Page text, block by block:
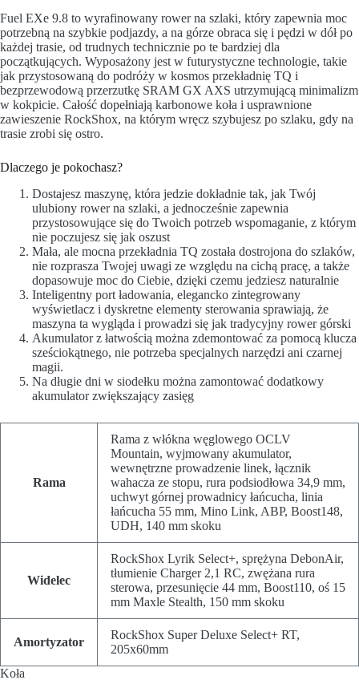
Fuel EXe 9.8 to wyrafinowany rower na szlaki, który zapewnia moc
potrzebną na szybkie podjazdy, a na górze obraca się i pędzi w dół po
każdej trasie, od trudnych technicznie po te bardziej dla
początkujących. Wyposażony jest w futurystyczne technologie, takie
jak przystosowaną do podróży w kosmos przekładnię TQ i
bezprzewodową przerzutkę SRAM GX AXS utrzymującą minimalizm
w kokpicie. Całość dopełniają karbonowe koła i usprawnione
zawieszenie RockShox, na którym wręcz szybujesz po szlaku, gdy na
trasie zrobi się ostro.
Dlaczego je pokochasz?
Dostajesz maszynę, która jedzie dokładnie tak, jak Twój
ulubiony rower na szlaki, a jednocześnie zapewnia
przystosowujące się do Twoich potrzeb wspomaganie, z którym
nie poczujesz się jak oszust
Mała, ale mocna przekładnia TQ została dostrojona do szlaków,
nie rozprasza Twojej uwagi ze względu na cichą pracę, a także
dopasowuje moc do Ciebie, dzięki czemu jedziesz naturalnie
Inteligentny port ładowania, elegancko zintegrowany
wyświetlacz i dyskretne elementy sterowania sprawiają, że
maszyna ta wygląda i prowadzi się jak tradycyjny rower górski
Akumulator z łatwością można zdemontować za pomocą klucza
sześciokątnego, nie potrzeba specjalnych narzędzi ani czarnej
magii.
Na długie dni w siodełku można zamontować dodatkowy
akumulator zwiększający zasięg
Rama
Rama z włókna węglowego OCLV
Mountain, wyjmowany akumulator,
wewnętrzne prowadzenie linek, łącznik
wahacza ze stopu, rura podsiodłowa 34,9 mm,
uchwyt górnej prowadnicy łańcucha, linia
łańcucha 55 mm, Mino Link, ABP, Boost148,
UDH, 140 mm skoku
Widelec
RockShox Lyrik Select+, sprężyna DebonAir,
tłumienie Charger 2,1 RC, zwężana rura
sterowa, przesunięcie 44 mm, Boost110, oś 15
mm Maxle Stealth, 150 mm skoku
Amortyzator
RockShox Super Deluxe Select+ RT,
205x60mm
Koła